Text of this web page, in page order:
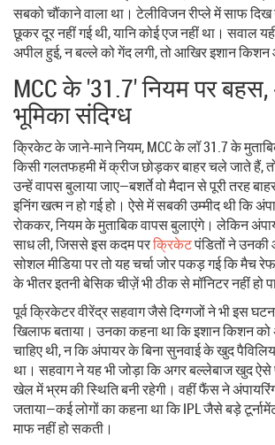
सबको चौंकाने वाला था। टेलीविजन रीप्ले में साफ
छूकर दूर नहीं गई थी, यानि कोई एज नहीं था। सवाल
अपील हुई, न बल्ले को गेंद लगी, तो आखिर इशान
MCC के '31.7' नियम पर बहस,
भूमिका संदिग्ध
क्रिकेट के जाने-माने नियम, MCC के लॉ 31.7 के
किसी गलतफहमी में क्रीज छोड़कर बाहर चले जाते हैं,
उन्हें वापस बुलाया जाए—बशर्ते वो मैदान से पूरी तरह
इनिंग खत्म न हो गई हो। ऐसे में सबकी उम्मीद थी कि
रोककर, नियम के मुताबिक वापस बुलाएंगे। लेकिन
साध ली, जिससे इस कदम परक्रिकेटपंडितों ने
सोशल मीडिया पर तो यह चर्चा जोर पकड़ गई कि मैच
के भीतर इतनी बेसिक चीज़ें भी ठीक से मॉनिटर नहीं हो
पूर्व क्रिकेटर वीरेंद्र सहवाग जैसे दिग्गजों ने भी इस
खिलाफ बताया। उनका कहना था कि इशान किशन को
चाहिए थी, न कि अंपायर के बिना सुनवाई के खुद
था। सहवाग ने यह भी जोड़ा कि अगर बल्लेबाज खुद
खेल में भ्रम की स्थिति बनी रहेगी। वहीं फैंस ने
जताया—कई लोगों का कहना था कि IPL जैसे बड़े
माफ नहीं हो सकती।